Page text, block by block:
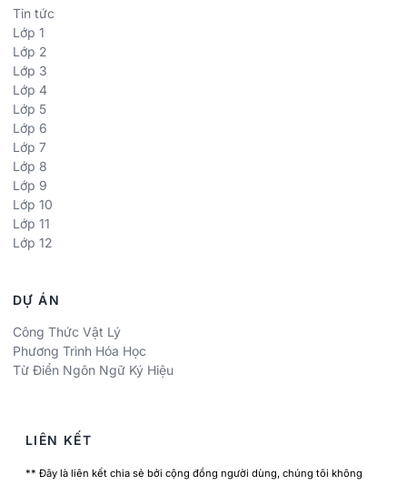
Tin tức
Lớp 1
Lớp 2
Lớp 3
Lớp 4
Lớp 5
Lớp 6
Lớp 7
Lớp 8
Lớp 9
Lớp 10
Lớp 11
Lớp 12
DỰ ÁN
Công Thức Vật Lý
Phương Trình Hóa Học
Từ Điển Ngôn Ngữ Ký Hiệu
LIÊN KẾT
** Đây là liên kết chia sẻ bởi cộng đồng người dùng, chúng tôi không